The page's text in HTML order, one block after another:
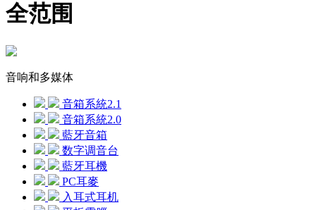
全范围
音响和多媒体
音箱系統2.1
音箱系統2.0
藍牙音箱
数字调音台
藍牙耳機
PC耳麥
入耳式耳机